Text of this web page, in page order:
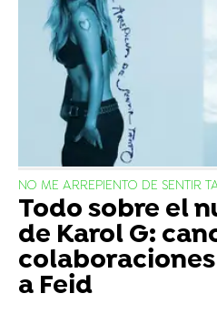
NO ME ARREPIENTO DE SENTIR
Todo sobre el
de Karol G:
a Feid